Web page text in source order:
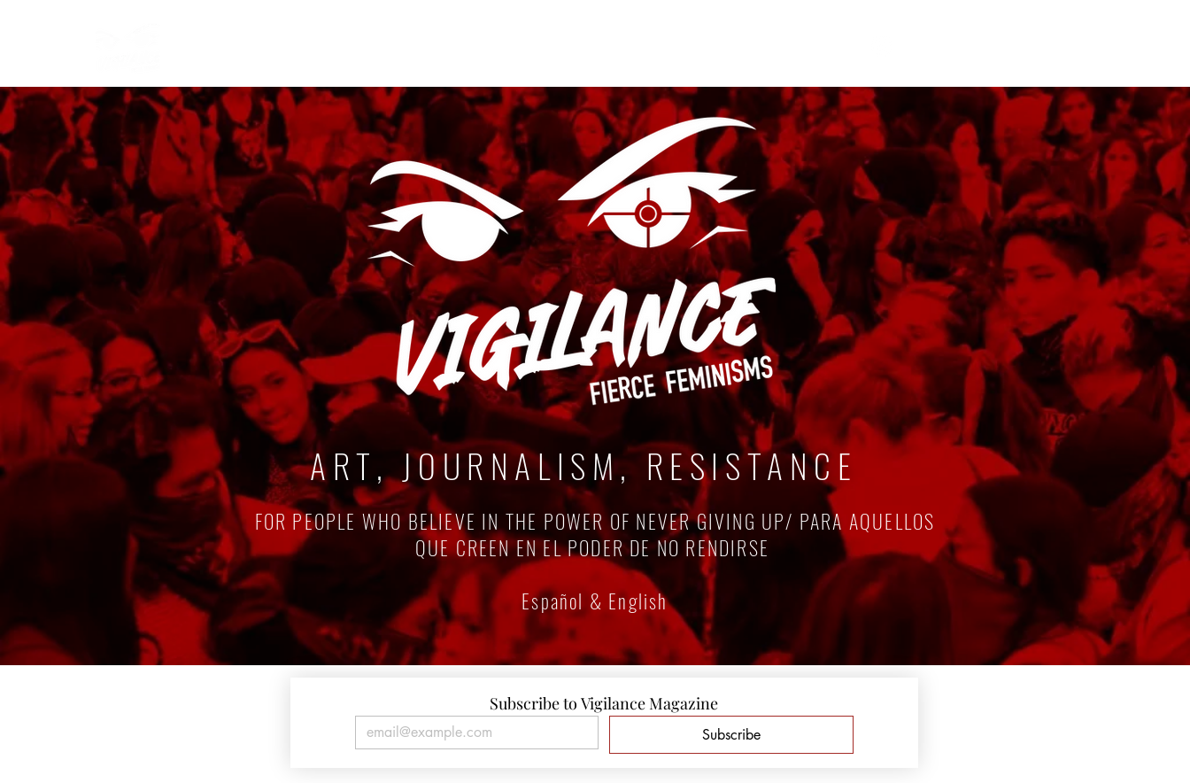
ART, JOURNALISM, RESISTANCE
FOR PEOPLE WHO BELIEVE IN THE POWER OF NEVER GIVING UP/ PARA AQUELLOS
QUE CREEN EN EL PODER DE NO RENDIRSE
Español & English
Subscribe to Vigilance Magazine
Subscribe